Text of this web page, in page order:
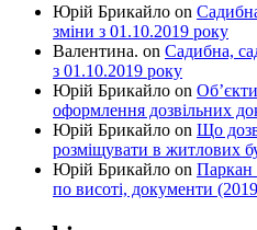
Юрій Брикайло on
зміни з 01.10.2019 року
Валентина. on Садибна,
з 01.10.2019 року
Юрій Брикайло on
оформлення дозвільних
Юрій Брикайло on Що
розміщувати в житлових
Юрій Брикайло on Паркан
по висоті, документи